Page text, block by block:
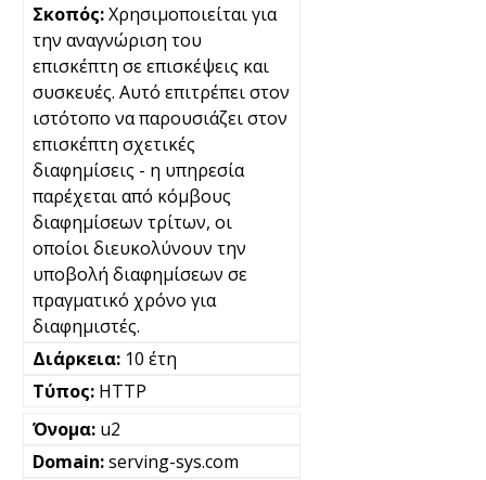
Χρησιμοποιείται για
την αναγνώριση του
επισκέπτη σε επισκέψεις και
συσκευές. Αυτό επιτρέπει στον
ιστότοπο να παρουσιάζει στον
επισκέπτη σχετικές
διαφημίσεις - η υπηρεσία
παρέχεται από κόμβους
διαφημίσεων τρίτων, οι
οποίοι διευκολύνουν την
υποβολή διαφημίσεων σε
πραγματικό χρόνο για
διαφημιστές.
10 έτη
HTTP
u2
serving-sys.com